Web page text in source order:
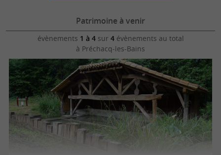
Patrimoine à venir
évènements 1 à 4sur 4évènements au total
à Préchacq-les-Bains